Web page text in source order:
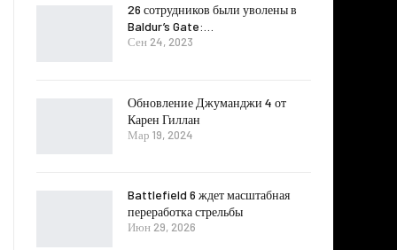
26 сотрудников были уволены в
Baldur’s Gate:…
Сен 24, 2023
Обновление Джуманджи 4 от
Карен Гиллан
Мар 19, 2024
Battlefield 6 ждет масштабная
переработка стрельбы
Июн 29, 2026